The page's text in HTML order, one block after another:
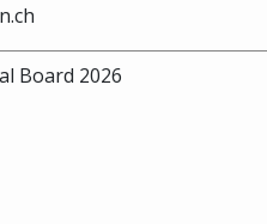
Board 2026